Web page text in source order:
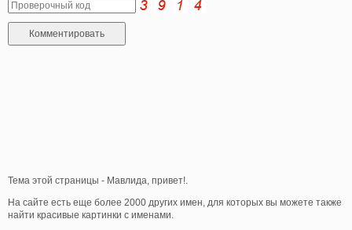
Тема этой страницы - Мавлида, привет!.
На сайте есть еще более 2000 других имен, для которых вы можете также
найти красивые картинки с именами.